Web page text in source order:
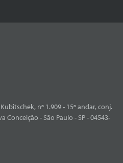
nº 1.909 - 15º andar, conj.
Conceição - São Paulo - SP - 04543-